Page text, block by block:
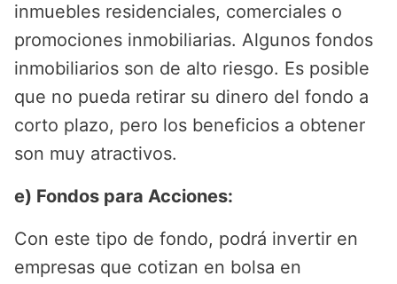
inmuebles residenciales, comerciales o
promociones inmobiliarias. Algunos fondos
inmobiliarios son de alto riesgo. Es posible
que no pueda retirar su dinero del fondo a
corto plazo, pero los beneficios a obtener
son muy atractivos.
e) Fondos para Acciones:
Con este tipo de fondo, podrá invertir en
empresas que cotizan en bolsa en